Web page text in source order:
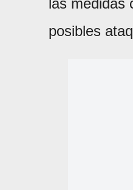
posibles